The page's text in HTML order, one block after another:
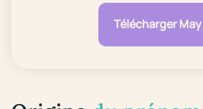
Télécharger May